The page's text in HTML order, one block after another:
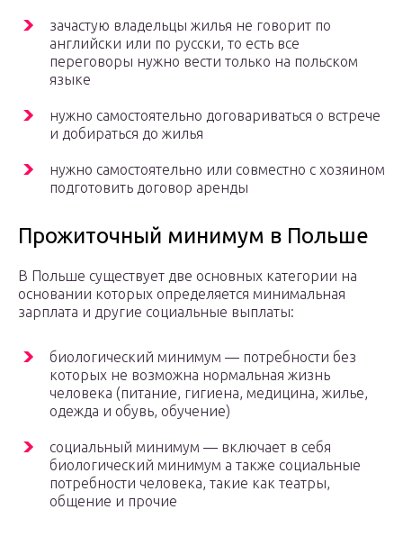
зачастую владельцы жилья не говорит по
английски или по русски, то есть все
переговоры нужно вести только на польском
языке
нужно самостоятельно договариваться о встрече
и добираться до жилья
нужно самостоятельно или совместно с хозяином
подготовить договор аренды
Прожиточный минимум в Польше
В Польше существует две основных категории на
основании которых определяется минимальная
зарплата и другие социальные выплаты:
биологический минимум — потребности без
которых не возможна нормальная жизнь
человека (питание, гигиена, медицина, жилье,
одежда и обувь, обучение)
социальный минимум — включает в себя
биологический минимум а также социальные
потребности человека, такие как театры,
общение и прочие